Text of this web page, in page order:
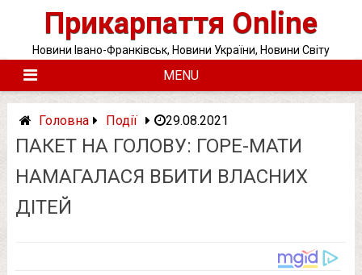
Прикарпаття Online
Новини Івано-Франківськ, Новини України, Новини Світу
MENU
Головна Події 29.08.2021
ПАКЕТ НА ГОЛОВУ: ГОРЕ-МАТИ
НАМАГАЛАСЯ ВБИТИ ВЛАСНИХ
ДІТЕЙ